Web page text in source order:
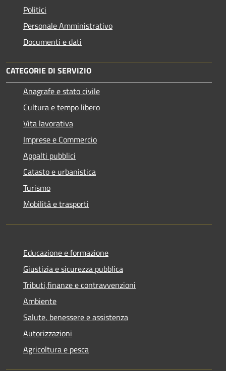
Politici
Personale Amministrativo
Documenti e dati
CATEGORIE DI SERVIZIO
Anagrafe e stato civile
Cultura e tempo libero
Vita lavorativa
Imprese e Commercio
Appalti pubblici
Catasto e urbanistica
Turismo
Mobilità e trasporti
Educazione e formazione
Giustizia e sicurezza pubblica
Tributi,finanze e contravvenzioni
Ambiente
Salute, benessere e assistenza
Autorizzazioni
Agricoltura e pesca